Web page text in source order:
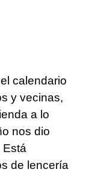
calendario
y vecinas,
a lo
nos dio
Está
de lencería